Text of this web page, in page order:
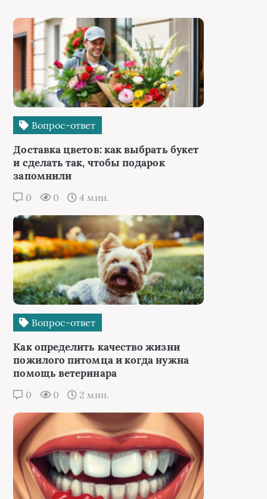
Вопрос-ответ
Доставка цветов: как выбрать букет
и сделать так, чтобы подарок
запомнили
0 0 4 мин.
Вопрос-ответ
Как определить качество жизни
пожилого питомца и когда нужна
помощь ветеринара
0 0 2 мин.